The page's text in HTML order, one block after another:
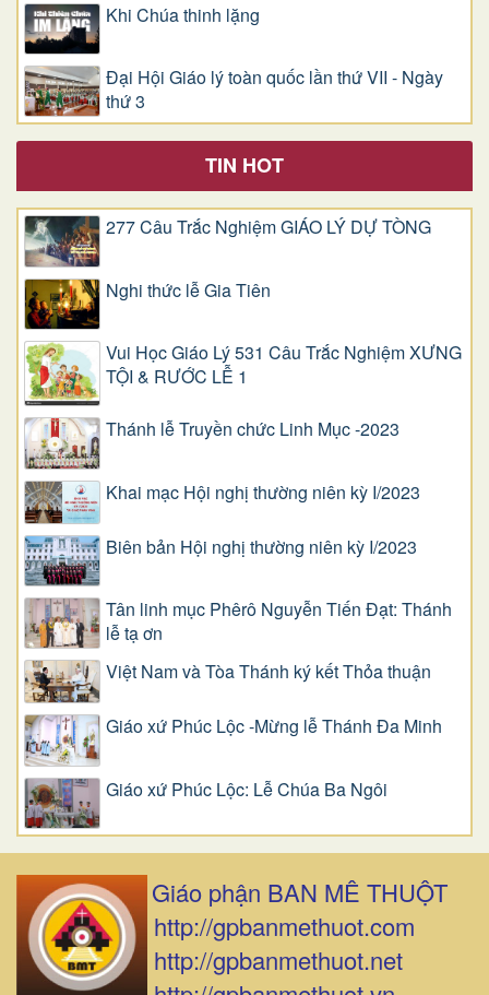
Khi Chúa thinh lặng
Đại Hội Giáo lý toàn quốc lần thứ VII - Ngày
thứ 3
TIN HOT
277 Câu Trắc Nghiệm GIÁO LÝ DỰ TÒNG
Nghi thức lễ Gia Tiên
Vui Học Giáo Lý 531 Câu Trắc Nghiệm XƯNG
TỘI & RƯỚC LỄ 1
Thánh lễ Truyền chức Linh Mục -2023
Khai mạc Hội nghị thường niên kỳ I/2023
Biên bản Hội nghị thường niên kỳ I/2023
Tân linh mục Phêrô Nguyễn Tiến Đạt: Thánh
lễ tạ ơn
Việt Nam và Tòa Thánh ký kết Thỏa thuận
Giáo xứ Phúc Lộc -Mừng lễ Thánh Đa Minh
Giáo xứ Phúc Lộc: Lễ Chúa Ba Ngôi
Giáo phận BAN MÊ THUỘT
http://gpbanmethuot.com
http://gpbanmethuot.net